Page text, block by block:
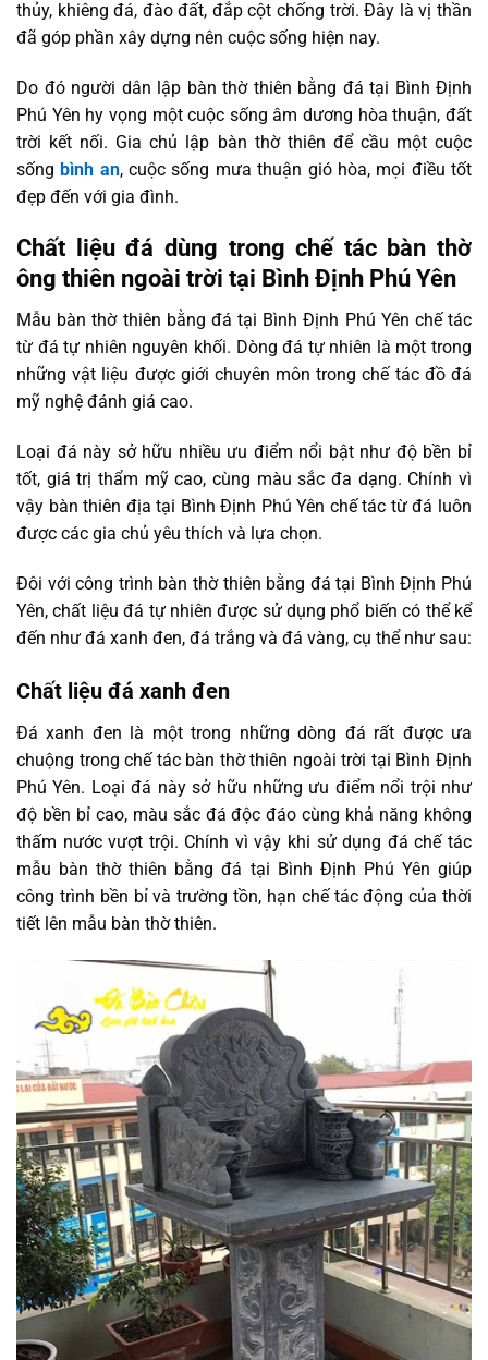
thủy, khiêng đá, đào đất, đắp cột chống trời. Đây là vị thần
đã góp phần xây dựng nên cuộc sống hiện nay.
Do đó người dân lập bàn thờ thiên bằng đá tại Bình Định
Phú Yên hy vọng một cuộc sống âm dương hòa thuận, đất
trời kết nối. Gia chủ lập bàn thờ thiên để cầu một cuộc
sống bình an, cuộc sống mưa thuận gió hòa, mọi điều tốt
đẹp đến với gia đình.
Chất liệu đá dùng trong chế tác bàn thờ
ông thiên ngoài trời tại Bình Định Phú Yên
Mẫu bàn thờ thiên bằng đá tại Bình Định Phú Yên chế tác
từ đá tự nhiên nguyên khối. Dòng đá tự nhiên là một trong
những vật liệu được giới chuyên môn trong chế tác đồ đá
mỹ nghệ đánh giá cao.
Loại đá này sở hữu nhiều ưu điểm nổi bật như độ bền bỉ
tốt, giá trị thẩm mỹ cao, cùng màu sắc đa dạng. Chính vì
vậy bàn thiên địa tại Bình Định Phú Yên chế tác từ đá luôn
được các gia chủ yêu thích và lựa chọn.
Đôi với công trình bàn thờ thiên bằng đá tại Bình Định Phú
Yên, chất liệu đá tự nhiên được sử dụng phổ biến có thể kể
đến như đá xanh đen, đá trắng và đá vàng, cụ thể như sau:
Chất liệu đá xanh đen
Đá xanh đen là một trong những dòng đá rất được ưa
chuộng trong chế tác bàn thờ thiên ngoài trời tại Bình Định
Phú Yên. Loại đá này sở hữu những ưu điểm nổi trội như
độ bền bỉ cao, màu sắc đá độc đáo cùng khả năng không
thấm nước vượt trội. Chính vì vậy khi sử dụng đá chế tác
mẫu bàn thờ thiên bằng đá tại Bình Định Phú Yên giúp
công trình bền bỉ và trường tồn, hạn chế tác động của thời
tiết lên mẫu bàn thờ thiên.